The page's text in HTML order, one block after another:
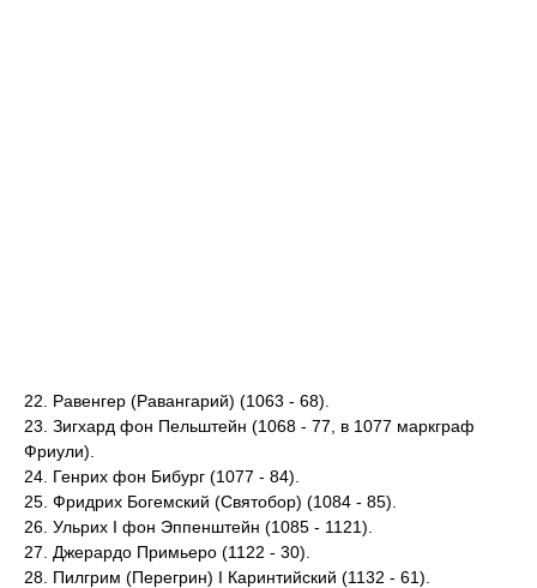
22. Равенгер (Равангарий) (1063 - 68).
23. Зигхард фон Пельштейн (1068 - 77, в 1077 маркграф
Фриули).
24. Генрих фон Бибург (1077 - 84).
25. Фридрих Богемский (Святобор) (1084 - 85).
26. Ульрих I фон Эппенштейн (1085 - 1121).
27. Джерардо Примьеро (1122 - 30).
28. Пилгрим (Перегрин) I Каринтийский (1132 - 61).